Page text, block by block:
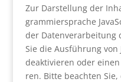
Zur Dar­stel­lung der
gram­mier­spra­che
der Daten­ver­ar­bei­tung
Sie die Aus­füh­rung von
deak­ti­vie­ren oder
ren. Bit­te beach­ten